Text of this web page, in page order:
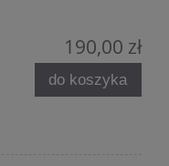
190,00 zł
do koszyka